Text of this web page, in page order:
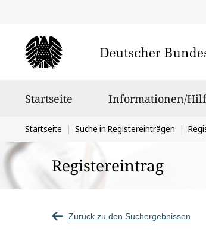
Startseite Informationen/
Sie
befinden
sich
hier:
Startseite Suche in Registereinträgen
Registereintrag
Zurück zu den Suchergebnissen